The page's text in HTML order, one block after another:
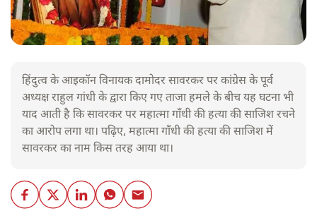
हिंदुत्व के आइकॉन विनायक दामोदर सावरकर पर कांग्रेस के पूर्व
अध्यक्ष राहुल गांधी के द्वारा किए गए ताजा हमले के बीच यह घटना भी
याद आती है कि सावरकर पर महात्मा गाँधी की हत्या की साजिश रचने
का आरोप लगा था। पढ़िए, महात्मा गाँधी की हत्या की साजिश में
सावरकर का नाम किस तरह आया था।